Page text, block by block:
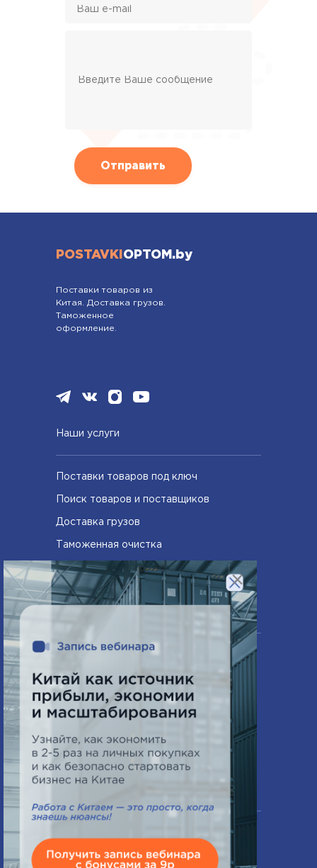
POSTAVKI OPTOM.by
Поставки товаров из
Китая. Доставка грузов.
Таможенное
оформление.
Наши услуги
Поставки товаров под ключ
Поиск товаров и поставщиков
Доставка грузов
Таможенная очистка
Сертифицирование товаров
Часто задаваемые вопросы
Схема работы
Контакты
×